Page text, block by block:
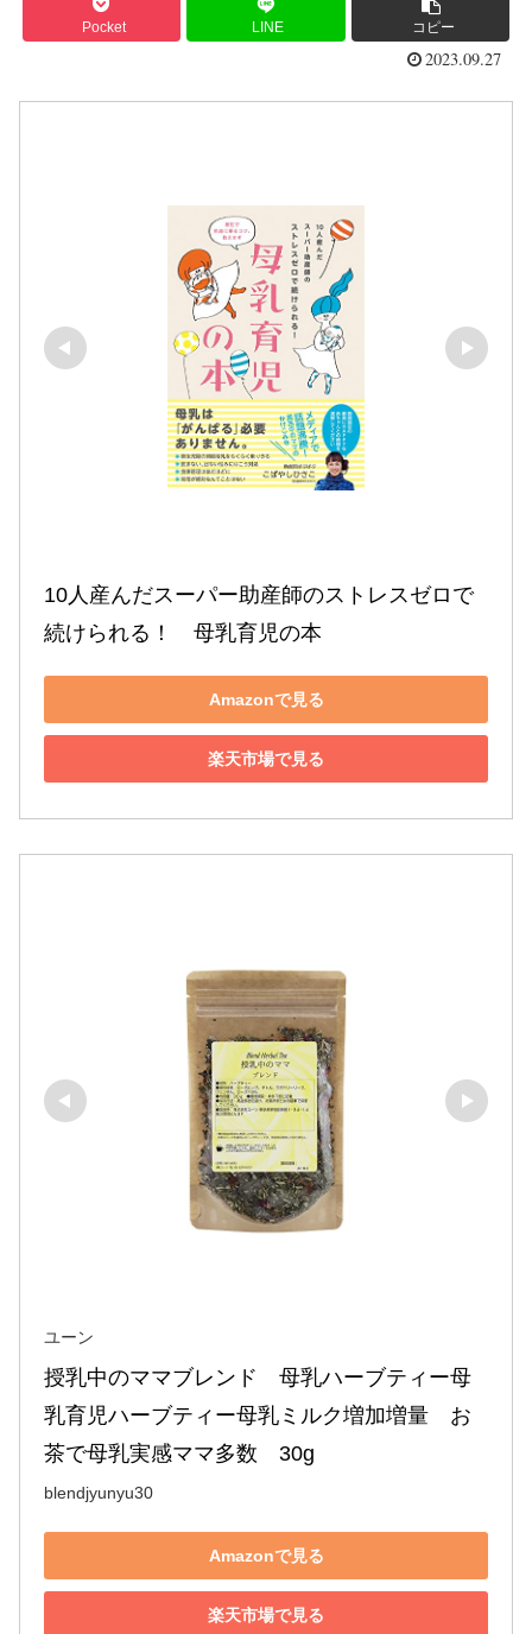
Pocket LINE コピー
2023.09.27
10人産んだスーパー助産師のストレスゼロで
続けられる！　母乳育児の本
Amazonで見る
楽天市場で見る
ユーン
授乳中のママブレンド　母乳ハーブティー母
乳育児ハーブティー母乳ミルク増加増量　お
茶で母乳実感ママ多数　30g
blendjyunyu30
Amazonで見る
楽天市場で見る